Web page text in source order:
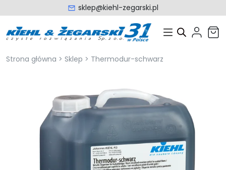
sklep@kiehl-zegarski.pl
Strona główna > Sklep > Thermodur-schwarz